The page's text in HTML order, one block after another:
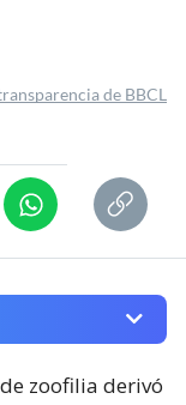
de BBCL
zoofilia derivó